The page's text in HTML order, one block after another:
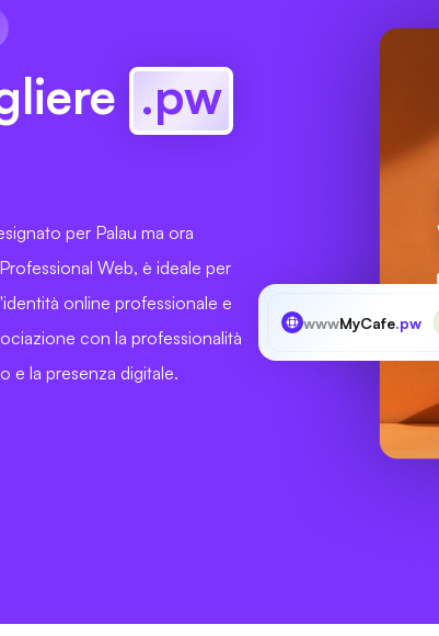
.pw
per Palau ma ora
Web, è ideale per
online professionale e
con la professionalità
e la presenza digitale.
wwwMyCafe.pw